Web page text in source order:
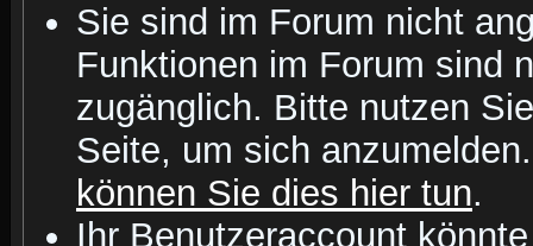
Sie sind im Forum nicht
Funktionen im Forum sind
zugänglich. Bitte nutzen
Seite, um sich
können Sie dies hier tun.
Ihr Benutzeraccount